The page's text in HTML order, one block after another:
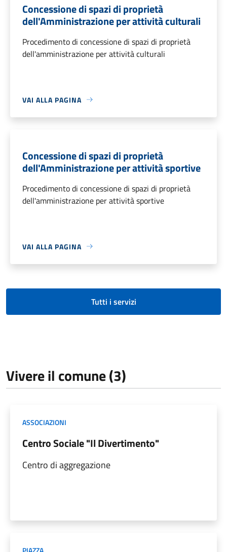
Concessione di spazi di proprietà
dell'Amministrazione per attività culturali
Procedimento di concessione di spazi di proprietà
dell'amministrazione per attività culturali
VAI ALLA PAGINA
Concessione di spazi di proprietà
dell'Amministrazione per attività sportive
Procedimento di concessione di spazi di proprietà
dell'amministrazione per attività sportive
VAI ALLA PAGINA
Tutti i servizi
Vivere il comune (3)
ASSOCIAZIONI
Centro Sociale "Il Divertimento"
Centro di aggregazione